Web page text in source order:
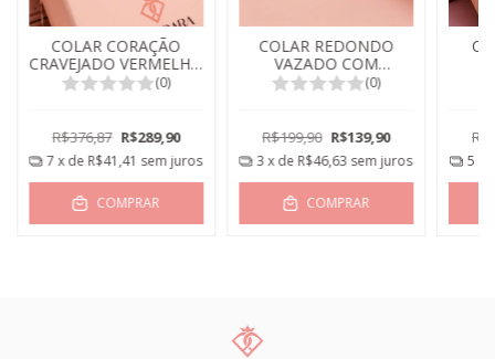
COLAR CORAÇÃO
CRAVEJADO VERMELHO
RUBI
(0)
R$376,87 R$289,90
7 x de R$41,41 sem juros
COMPRAR
COLAR REDONDO
VAZADO COM
ZIRCONIA(0)
R$199,90 R$139,90
3 x de R$46,63 sem juros
COMPRAR
5